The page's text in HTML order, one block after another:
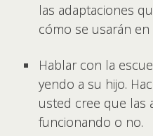
las adaptaciones
cómo se usarán en
Hablar con la
yendo a su hijo.
usted cree que las
funcionando o no.